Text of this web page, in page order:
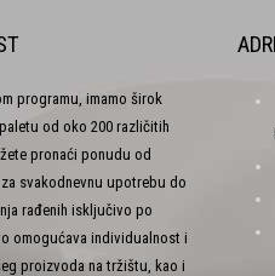
programu, imamo širok
od oko 200 različitih
pronaći ponudu od
svakodnevnu upotrebu do
rađenih isključivo po
omogućava individualnost i
proizvoda na tržištu, kao i